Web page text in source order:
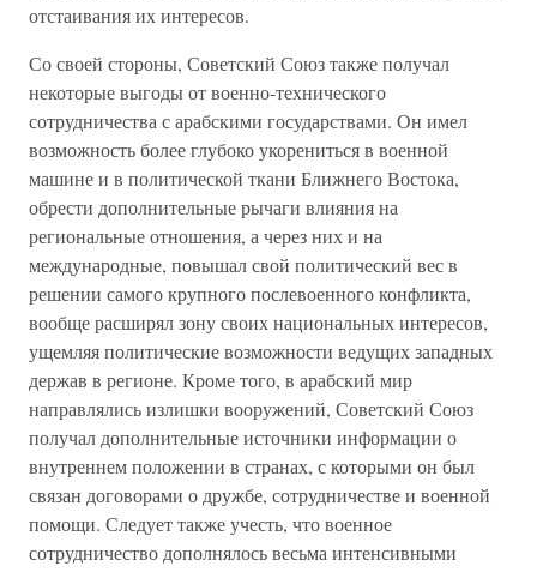
отстаивания их интересов.
Со своей стороны, Советский Союз также получал
некоторые выгоды от военно-технического
сотрудничества с арабскими государствами. Он имел
возможность более глубоко укорениться в военной
машине и в политической ткани Ближнего Востока,
обрести дополнительные рычаги влияния на
региональные отношения, а через них и на
международные, повышал свой политический вес в
решении самого крупного послевоенного конфликта,
вообще расширял зону своих национальных интересов,
ущемляя политические возможности ведущих западных
держав в регионе. Кроме того, в арабский мир
направлялись излишки вооружений, Советский Союз
получал дополнительные источники информации о
внутреннем положении в странах, с которыми он был
связан договорами о дружбе, сотрудничестве и военной
помощи. Следует также учесть, что военное
сотрудничество дополнялось весьма интенсивными